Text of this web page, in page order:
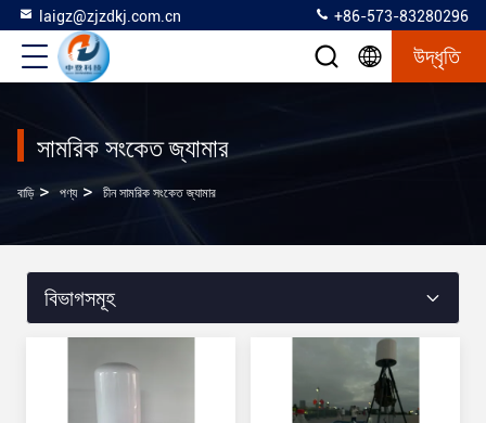
laigz@zjzdkj.com.cn +86-573-83280296
উদ্ধৃতি
সামরিক সংকেত জ্যামার
বাড়ি > পণ্য > চীন সামরিক সংকেত জ্যামার
বিভাগসমূহ